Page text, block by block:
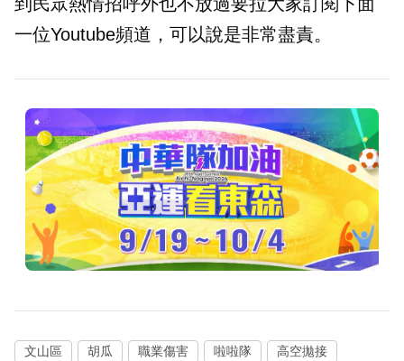
一位Youtube頻道，可以說是非常盡責。
文山區 胡瓜 職業傷害 啦啦隊 高空拋接